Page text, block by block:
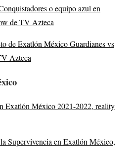
o equipo azul en
de TV Azteca
de Exatlón México Guardianes vs
Azteca
Exatlón México 2021-2022, reality
Supervivencia en Exatlón México,